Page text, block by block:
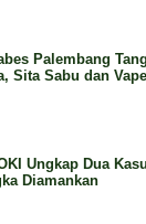
Palembang
Sita Sabu dan
Ungkap Dua
Diamankan